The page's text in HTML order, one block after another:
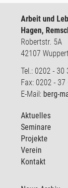
Arbeit und
Hagen,
Robertstr. 5A
42107
Tel.: 0202 - 30
Fax: 0202 - 37
E-Mail: berg-
Aktuelles
Seminare
Projekte
Verein
Kontakt